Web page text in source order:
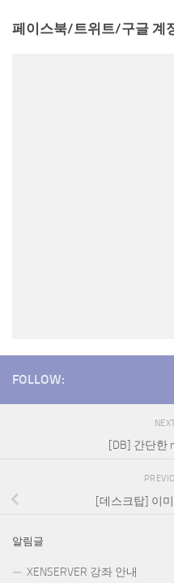
페이스북/트위트/구글 계
FOLLOW:
[DB] 간단한
[데스크탑] 이
알림글
XENSERVER 강좌 안내